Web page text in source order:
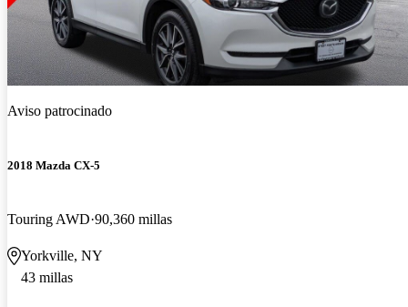
Aviso patrocinado
2018 Mazda CX-5
Touring AWD 90,360 millas
Yorkville, NY
43 millas